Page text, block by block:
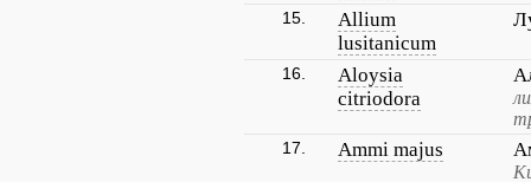
15.
Allium
lusitanicum
16.
Aloysia
citriodora
17. Ammi majus